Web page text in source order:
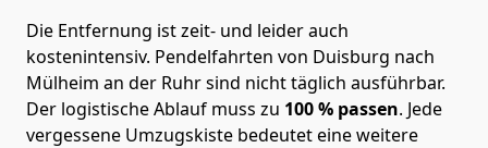
Die Entfernung ist zeit- und leider auch
kostenintensiv. Pendelfahrten von Duisburg nach
Mülheim an der Ruhr sind nicht täglich ausführbar.
Der logistische Ablauf muss zu 100 % passen. Jede
vergessene Umzugskiste bedeutet eine weitere